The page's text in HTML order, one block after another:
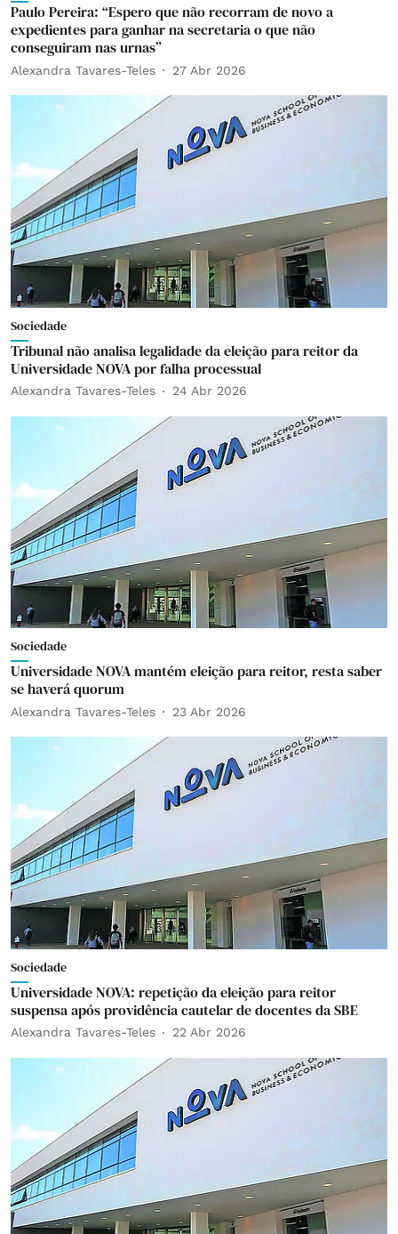
Paulo Pereira: “Espero que não recorram de novo a
expedientes para ganhar na secretaria o que não
conseguiram nas urnas”
Alexandra Tavares-Teles 27 Abr 2026
Sociedade
Tribunal não analisa legalidade da eleição para reitor da
Universidade NOVA por falha processual
Alexandra Tavares-Teles 24 Abr 2026
Sociedade
Universidade NOVA mantém eleição para reitor, resta saber
se haverá quorum
Alexandra Tavares-Teles 23 Abr 2026
Sociedade
Universidade NOVA: repetição da eleição para reitor
suspensa após providência cautelar de docentes da SBE
Alexandra Tavares-Teles 22 Abr 2026